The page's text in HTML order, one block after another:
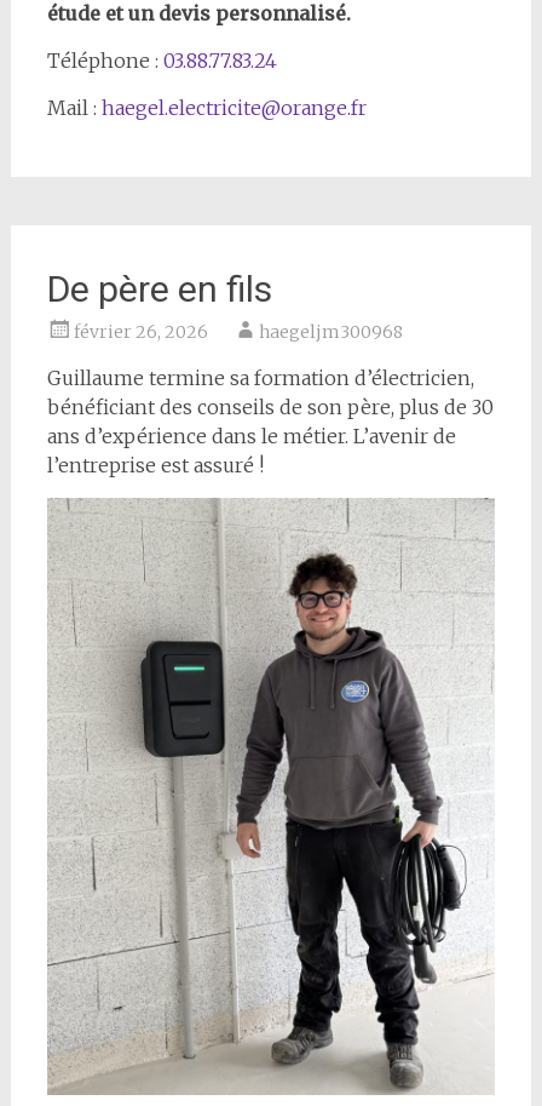
étude et un devis personnalisé.
Téléphone : 03.88.77.83.24
Mail : haegel.electricite@orange.fr
De père en fils
février 26, 2026 haegeljm300968
Guillaume termine sa formation d’électricien,
bénéficiant des conseils de son père, plus de 30
ans d’expérience dans le métier. L’avenir de
l’entreprise est assuré !